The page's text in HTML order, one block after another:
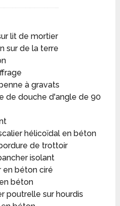
lit de mortier
sur de la terre
à gravats
de douche d'angle de 90
hélicoïdal en béton
de trottoir
isolant
en béton ciré
béton
poutrelle sur hourdis